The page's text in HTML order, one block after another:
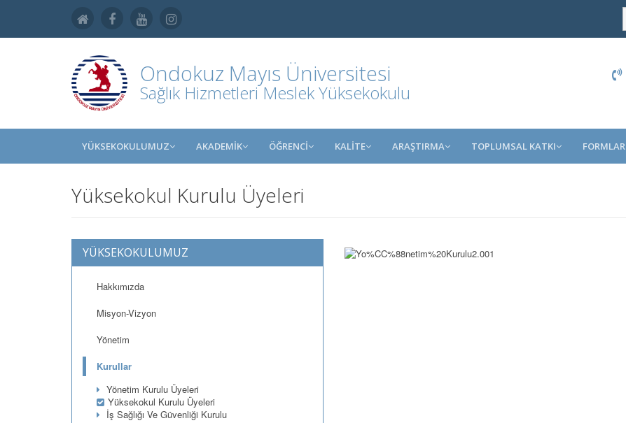
Ondokuz Mayıs Üniversitesi
Sağlık Hizmetleri Meslek Yüksekokulu
YÜKSEKOKULUMUZ AKADEMİK ÖĞRENCİ KALİTE ARAŞTIRMA TOPLUMSAL KATKI FORMLAR
Yüksekokul Kurulu Üyeleri
YÜKSEKOKULUMUZ
Hakkımızda
Misyon-Vizyon
Yönetim
Kurullar
Yönetim Kurulu Üyeleri
Yüksekokul Kurulu Üyeleri
İş Sağlığı Ve Güvenliği Kurulu